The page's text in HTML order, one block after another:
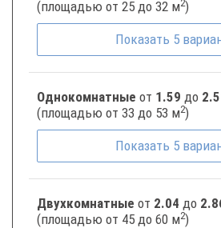
(площадью от 25 до 32 м2)
Показать 5
Однокомнатные от 1.59 до
(площадью от 33 до 53 м2)
Показать 5
Двухкомнатные от 2.04 до
(площадью от 45 до 60 м2)